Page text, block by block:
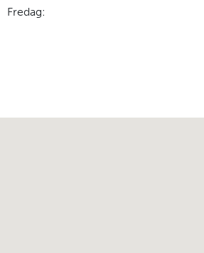
Fredag: